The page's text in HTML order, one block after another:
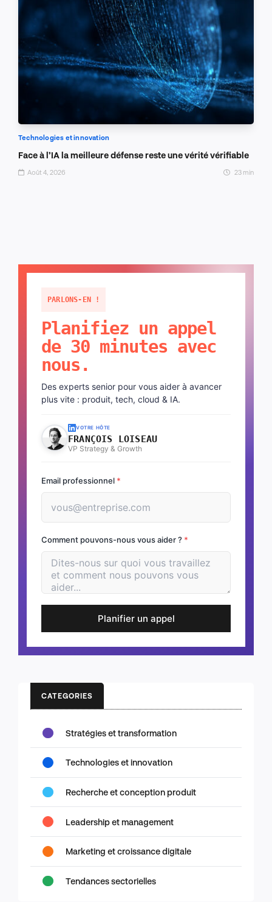
Technologies et innovation
Face à l’IA la meilleure défense reste une vérité vérifiable
Août 4, 2026 23 min
PARLONS-EN !
Planifiez un appel
de 30 minutes avec
nous.
Des experts senior pour vous aider à avancer
plus vite : produit, tech, cloud & IA.
VOTRE HÔTE
FRANÇOIS LOISEAU
VP Strategy & Growth
Email professionnel *
Comment pouvons-nous vous aider ? *
Planifier un appel
CATEGORIES
Stratégies et transformation
Technologies et innovation
Recherche et conception produit
Leadership et management
Marketing et croissance digitale
Tendances sectorielles